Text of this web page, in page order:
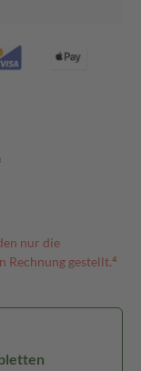
nur die
Rechnung gestellt.⁴